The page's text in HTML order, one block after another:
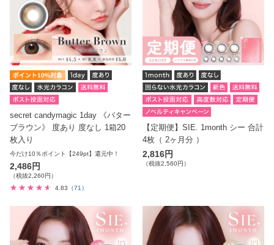
secret candymagic 1day 《バター
ブラウン》 度あり 度なし 1箱20
枚入り
今だけ10％ポイント【249pt】還元中！
2,486円
（税抜2,260円）
4.83 （71）
【定期便】SIE. 1month シー 合計
4枚（ 2ヶ月分 ）
2,816円
（税抜2,560円）